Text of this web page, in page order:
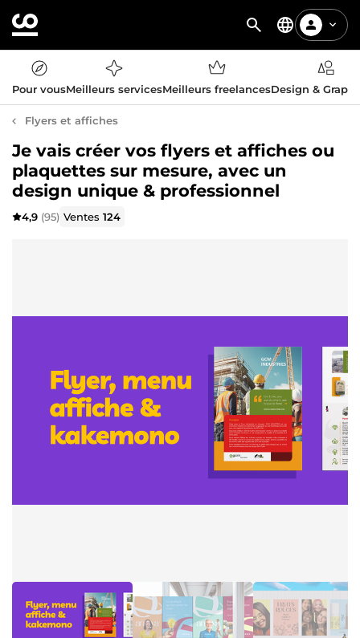
Pour vousMeilleurs servicesMeilleurs freelancesDesign &
Flyers et affiches
Je vais créer vos flyers et affiches ou
plaquettes sur mesure, avec un
design unique & professionnel
4,9 (95) Ventes124